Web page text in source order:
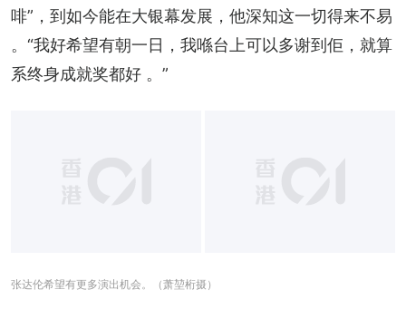
啡”，到如今能在大银幕发展，他深知这一切得来不易
。“我好希望有朝一日，我喺台上可以多谢到佢，就算
系终身成就奖都好 。”
张达伦希望有更多演出机会。（萧堃桁摄）